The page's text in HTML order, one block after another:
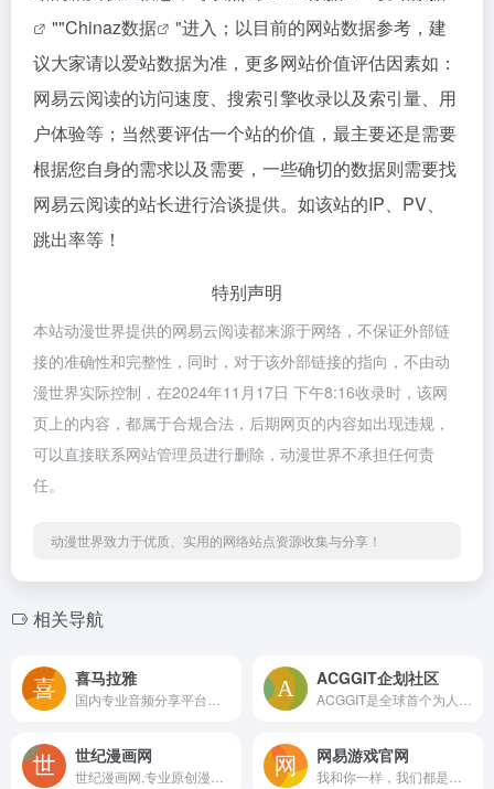
""Chinaz数据
"进入；以目前的网站数据参考，建
议大家请以爱站数据为准，更多网站价值评估因素如：
网易云阅读的访问速度、搜索引擎收录以及索引量、用
户体验等；当然要评估一个站的价值，最主要还是需要
根据您自身的需求以及需要，一些确切的数据则需要找
网易云阅读的站长进行洽谈提供。如该站的IP、PV、
跳出率等！
特别声明
本站动漫世界提供的网易云阅读都来源于网络，不保证外部链
接的准确性和完整性，同时，对于该外部链接的指向，不由动
漫世界实际控制，在2024年11月17日 下午8:16收录时，该网
页上的内容，都属于合规合法，后期网页的内容如出现违规，
可以直接联系网站管理员进行删除，动漫世界不承担任何责
任。
动漫世界致力于优质、实用的网络站点资源收集与分享！
相关导航
喜马拉雅 ACGGIT企划社区
世纪漫画网 网易游戏官网